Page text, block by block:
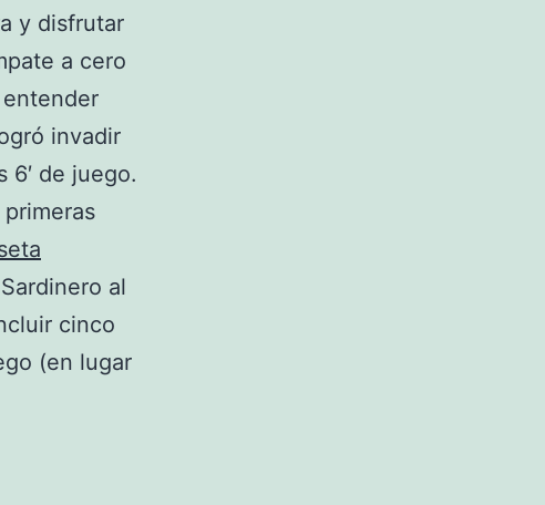
y disfrutar
a cero
invadir
de juego.
al
cinco
(en lugar